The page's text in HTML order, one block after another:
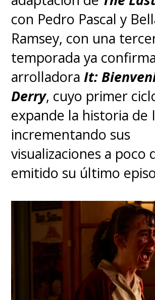
con Pedro Pascal y
Ramsey, con una
temporada ya
arrolladoraIt:
Derry, cuyo primer
expande la historia de
incrementando sus
visualizaciones a poco
emitido su último